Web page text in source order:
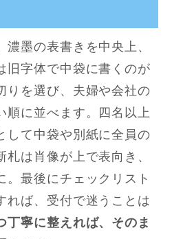
墨の表書きを中央上、
旧字体で中袋に書くのが
りを選び、夫婦や会社の
順に並べます。四名以上
して中袋や別紙に全員の
は肖像が上で表向き、
。最後にチェックリスト
れば、受付で迷うことは
丁寧に整えれば、そのま